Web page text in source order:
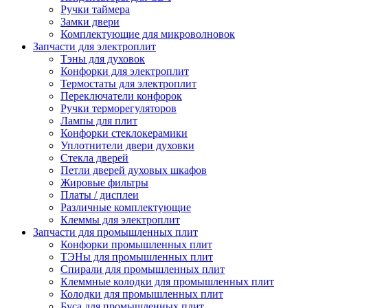
Ручки таймера
Замки двери
Комплектующие для микроволновок
Запчасти для электроплит
Тэны для духовок
Конфорки для электроплит
Термостаты для электроплит
Переключатели конфорок
Ручки терморегуляторов
Лампы для плит
Конфорки стеклокерамики
Уплотнители двери духовки
Стекла дверей
Петли дверей духовых шкафов
Жировые фильтры
Платы / дисплеи
Различные комплектующие
Клеммы для электроплит
Запчасти для промышленных плит
Конфорки промышленных плит
ТЭНы для промышленных плит
Спирали для промышленных плит
Клеммные колодки для промышленных плит
Колодки для промышленных плит